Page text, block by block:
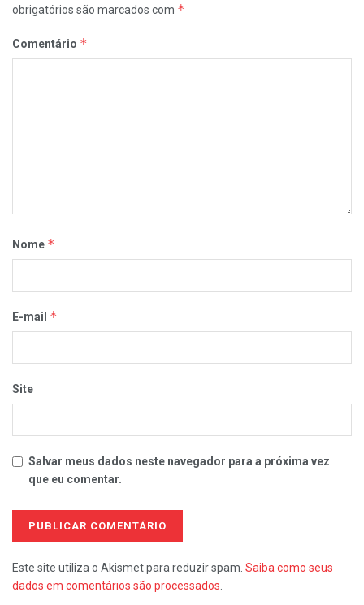
obrigatórios são marcados com *
Comentário *
Nome *
E-mail *
Site
Salvar meus dados neste navegador para a próxima vez
que eu comentar.
Este site utiliza o Akismet para reduzir spam. Saiba como seus
dados em comentários são processados